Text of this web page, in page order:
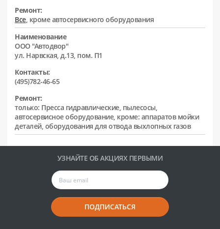
Ремонт:
Все, кроме автосервисного оборудования
Наименование
ООО "Автодвор"
ул. Нарвская, д.13, пом. П1
Контакты:
(495)782-46-65
Ремонт:
только: Пресса гидравлические, пылесосы,
автосервисное оборудование, кроме: аппаратов мойки
деталей, оборудования для отвода выхлопных газов
УЗНАЙТЕ ОБ АКЦИЯХ ПЕРВЫМИ
ПОДПИСАТЬСЯ